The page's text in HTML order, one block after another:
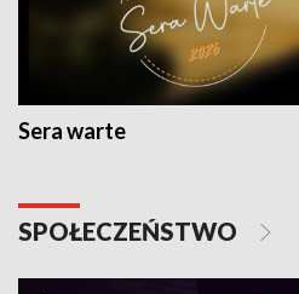
Sera warte
SPOŁECZEŃSTWO